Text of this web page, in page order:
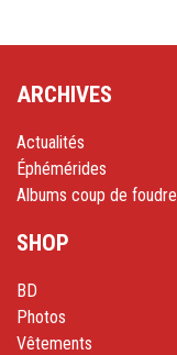
ARCHIVES
Actualités
Éphémérides
Albums coup de foudre
SHOP
BD
Photos
Vêtements